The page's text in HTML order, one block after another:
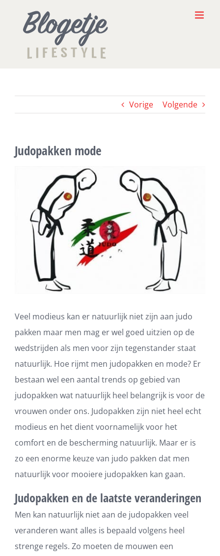
Vorige Volgende
Judopakken mode
Veel modieus kan er natuurlijk niet zijn aan judo
pakken maar men mag er wel goed uitzien op de
wedstrijden als men voor zijn tegenstander staat
natuurlijk. Hoe rijmt men judopakken en mode? Er
bestaan wel een aantal trends op gebied van
judopakken wat natuurlijk heel belangrijk is voor de
vrouwen onder ons. Judopakken zijn niet heel echt
modieus en het dient voornamelijk voor het
comfort en de bescherming natuurlijk. Maar er is
zo een enorme keuze van judo pakken dat men
natuurlijk voor mooiere judopakken kan gaan.
Judopakken en de laatste veranderingen
Men kan natuurlijk niet aan de judopakken veel
veranderen want alles is bepaald volgens heel
strenge regels. Zo moeten de mouwen een